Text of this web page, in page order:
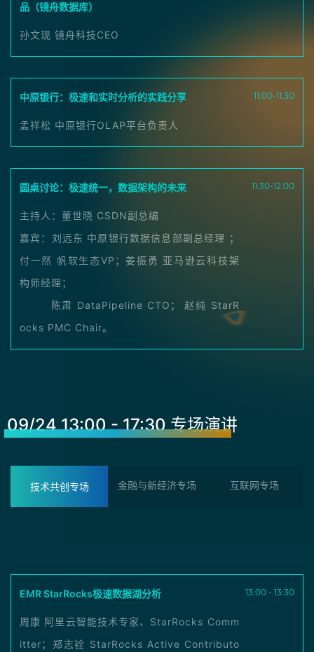
品（镜舟数据库）
孙文现 镜舟科技CEO
中原银行：极速和实时分析的实践分享 11:00-11:30
孟祥松 中原银行OLAP平台负责人
圆桌讨论：极速统一，数据架构的未来 11:30-12:00
主持人：董世晓 CSDN副总编
嘉宾：刘远东 中原银行数据信息部副总经理 ；
付一然 帆软生态VP；姜振勇 亚马逊云科技架
构师经理；
陈肃 DataPipeline CTO； 赵纯 StarR
ocks PMC Chair。
09/24 13:00 - 17:30 专场演讲
技术共创专场 金融与新经济专场 互联网专场
EMR StarRocks极速数据湖分析 13:00 - 13:30
周康 阿里云智能技术专家、StarRocks Comm
itter；郑志铨 StarRocks Active Contributo